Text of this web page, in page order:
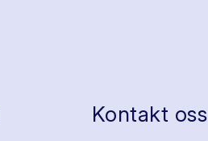
Kontakt oss